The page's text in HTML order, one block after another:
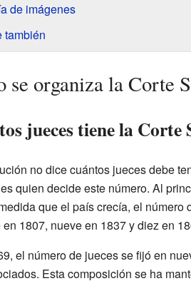
de imágenes
también
se organiza la Corte
jueces tiene la Corte
no dice cuántos jueces debe
quien decide este número. Al
que el país crecía, el número
1807, nueve en 1837 y diez en
el número de jueces se fijó en
Esta composición se ha